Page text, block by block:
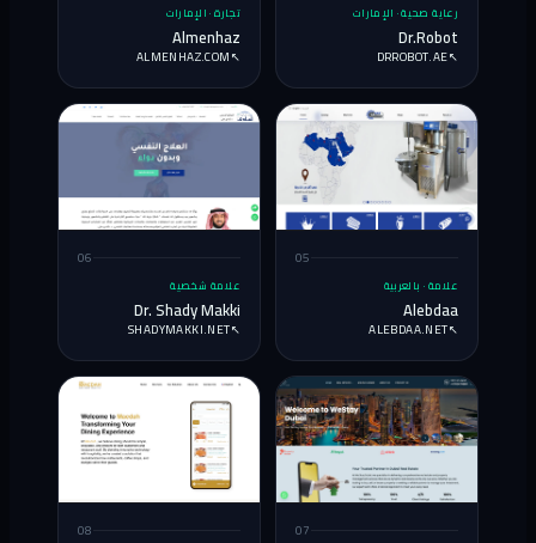
رعاية صحية · الإمارات
Dr.Robot
DRROBOT.AE↗
تجارة · الإمارات
Almenhaz
ALMENHAZ.COM↗
05
علامة · بالعربية
Alebdaa
ALEBDAA.NET↗
06
علامة شخصية
Dr. Shady Makki
SHADYMAKKI.NET↗
07
08